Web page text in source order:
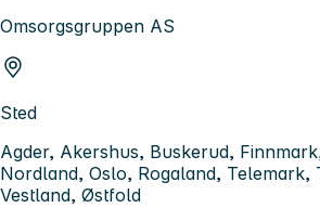
Omsorgsgruppen AS
Sted
Agder, Akershus, Buskerud,
Nordland, Oslo, Rogaland, Telemark,
Vestland, Østfold